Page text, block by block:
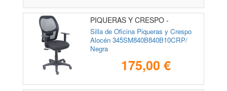
PIQUERAS Y CRESPO -
345SM840B840B10CRP
Silla de Oficina Piqueras y Crespo
Alocén 345SM840B840B10CRP/
Negra
175,00 €